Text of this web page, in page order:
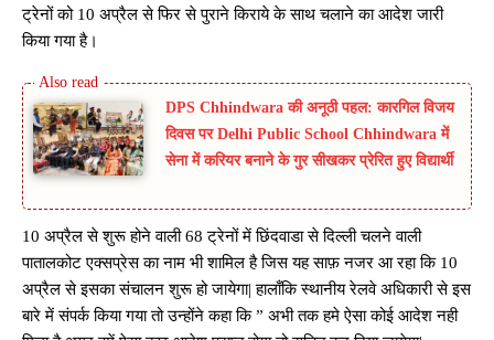
ट्रेनों को 10 अप्रैल से फिर से पुराने किराये के साथ चलाने का आदेश जारी
किया गया है।
DPS Chhindwara की अनूठी पहल: कारगिल विजय
दिवस पर Delhi Public School Chhindwara में
सेना में करियर बनाने के गुर सीखकर प्रेरित हुए विद्यार्थी
10 अप्रैल से शुरू होने वाली 68 ट्रेनों में छिंदवाडा से दिल्ली चलने वाली
पातालकोट एक्सप्रेस का नाम भी शामिल है जिस यह साफ़ नजर आ रहा कि 10
अप्रैल से इसका संचालन शुरू हो जायेगा| हालाँकि स्थानीय रेलवे अधिकारी से इस
बारे में संपर्क किया गया तो उन्होंने कहा कि ” अभी तक हमे ऐसा कोई आदेश नही